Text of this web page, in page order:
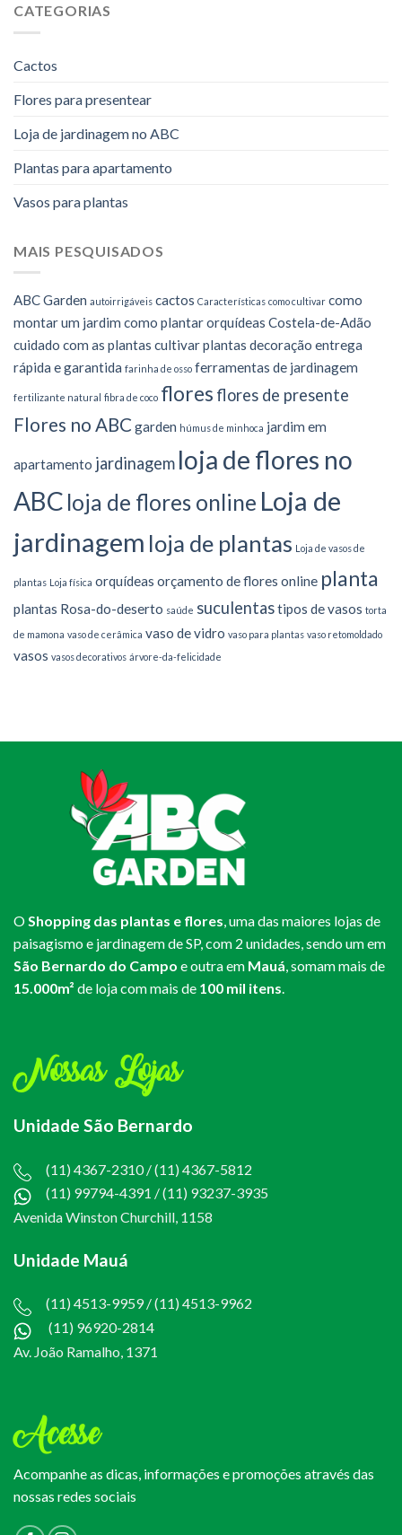
CATEGORIAS
Cactos
Flores para presentear
Loja de jardinagem no ABC
Plantas para apartamento
Vasos para plantas
MAIS PESQUISADOS
ABC Garden autoirrigáveis cactos Características como cultivar como
montar um jardim como plantar orquídeas Costela-de-Adão
cuidado com as plantas cultivar plantas decoração entrega
rápida e garantida farinha de osso ferramentas de jardinagem
fertilizante natural fibra de coco flores flores de presente
Flores no ABC garden húmus de minhoca jardim em
apartamento jardinagem loja de flores no
ABC loja de flores online Loja de
jardinagem loja de plantas Loja de vasos de
plantas Loja física orquídeas orçamento de flores online planta
plantas Rosa-do-deserto saúde suculentastipos de vasos torta
de mamona vaso de cerâmica vaso de vidro vaso para plantas vaso retomoldado
vasos vasos decorativos árvore-da-felicidade
OShopping das plantas e flores, uma das maiores lojas de
paisagismo e jardinagem de SP, com 2 unidades, sendo um em
São Bernardo do Campo e outra em Mauá, somam mais de
15.000m² de loja com mais de 100 mil itens.
Nossas Lojas
Unidade São Bernardo
(11) 4367-2310 / (11) 4367-5812
(11) 99794-4391 /(11) 93237-3935
Avenida Winston Churchill, 1158
Unidade Mauá
(11) 4513-9959 / (11) 4513-9962
(11) 96920-2814
Av. João Ramalho, 1371
Acesse
Acompanhe as dicas, informações e promoções através das
nossas redes sociais